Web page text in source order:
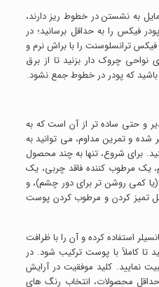
به نشستن در خطوط ریز دارند،
فیکس را به حداقل برسانید؛ در
فیکس ترانسلوسنت را با براش نرم و
چروک دار بزنید تا از برق
باشید که پودر در خطوط جمع نشود.
و حتی ساده تر از آن است که به
شده و تمرین مداوم، می توانید به
برای شروع، تنها به چند محصول
یک مرطوب کننده فاقد چربی، یک
کمی روشن تر برای دور چشم)، و
تمیز کردن و مرطوب کردن پوست
استفاده کرده و آن را با ظرافت
کاملاً با پوست ترکیب شود. در
نمایید. کلید موفقیت در آرایش
حداقل محصولات، انتخاب رنگ های